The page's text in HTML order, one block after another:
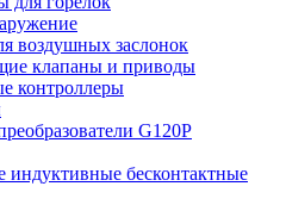
воздушных заслонок
клапаны и приводы
контроллеры
G120P
индуктивные бесконтактные